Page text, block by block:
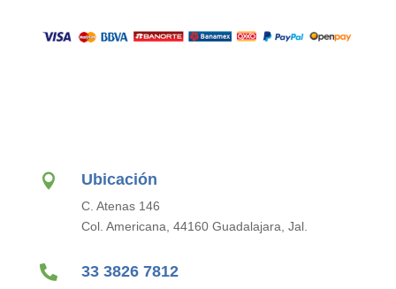
 Ubicación
C. Atenas 146
Col. Americana, 44160 Guadalajara, Jal.
 33 3826 7812